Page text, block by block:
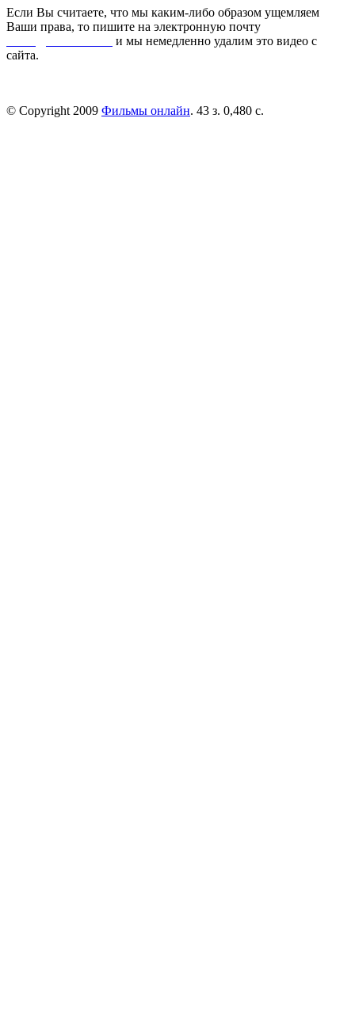
Если Вы считаете, что мы каким-либо образом ущемляем
Ваши права, то пишите на электронную почту
и мы немедленно удалим это видео с
сайта.
© Copyright 2009 Фильмы онлайн. 43 з. 0,480 с.